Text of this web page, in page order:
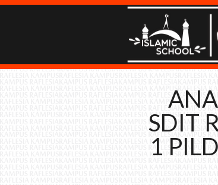
SDIT
1